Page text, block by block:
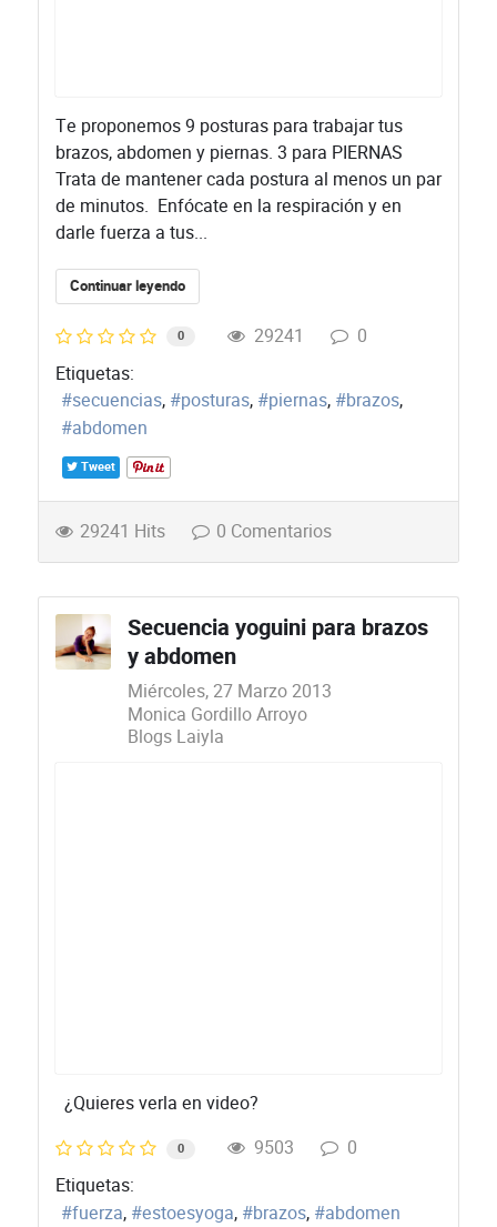
Te proponemos 9 posturas para trabajar tus
brazos, abdomen y piernas. 3 para PIERNAS
Trata de mantener cada postura al menos un par
de minutos. Enfócate en la respiración y en
darle fuerza a tus...
Continuar leyendo
0 29241
0
Etiquetas:
secuencias
posturas piernas
brazos
abdomen
Tweet
29241 Hits 0 Comentarios
Secuencia yoguini para brazos
y abdomen
Miércoles, 27 Marzo 2013
Monica Gordillo Arroyo
Blogs Laiyla
¿Quieres verla en video?
0 9503
0
Etiquetas:
fuerza
estoesyoga brazos abdomen